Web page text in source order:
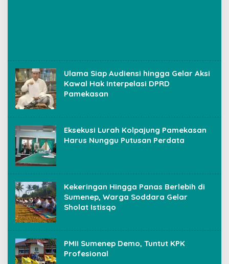
Ulama Siap Audiensi hingga Gelar Aksi
Kawal Hak Interpelasi DPRD
Pamekasan
Eksekusi Lurah Kolpajung Pamekasan
Harus Nunggu Putusan Perdata
Kekeringan Hingga Panas Berlebih di
Sumenep, Warga Soddara Gelar
Sholat Istisqo
PMII Sumenep Demo, Tuntut KPK
Profesional